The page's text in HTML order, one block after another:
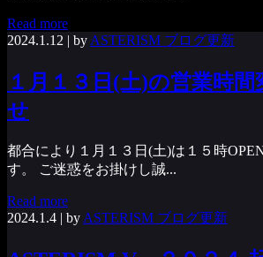
Read more
2024.1.12 | by ASTERISM ブログ更新
１月１３日(土)の営業時
せ
都合により１月１３日(土)は１５時
す。 ご迷惑をお掛けし誠...
Read more
2024.1.4 | by ASTERISM ブログ更新